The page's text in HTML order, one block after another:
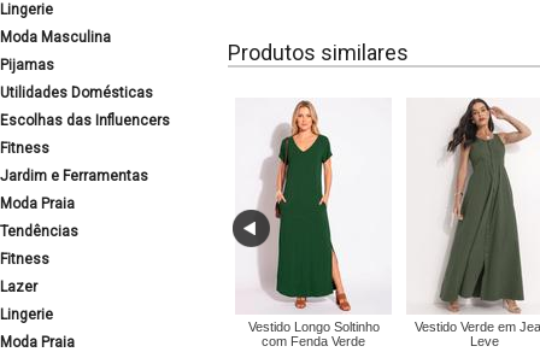
Lingerie
Moda Masculina
Pijamas
Utilidades Domésticas
Escolhas das Influencers
Fitness
Jardim e Ferramentas
Moda Praia
Tendências
Fitness
Lazer
Lingerie
Moda Praia
Produtos similares
Vestido Longo Soltinho
com Fenda Verde
Vestido Verde em
Leve